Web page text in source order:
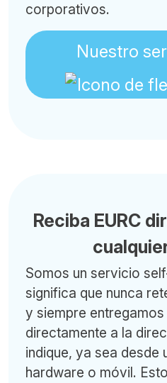
corporativos.
Nuestro
Reciba EURC
Somos un servicio
significa que nunca
y siempre entregamos
directamente a la
indique, ya sea desde
hardware o móvil.